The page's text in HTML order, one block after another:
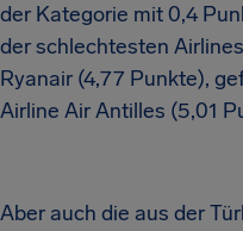
der Kategorie mit 0,4
der schlechtesten
Ryanair (4,77 Punkte),
Airline Air Antilles (5,01
Aber auch die aus der